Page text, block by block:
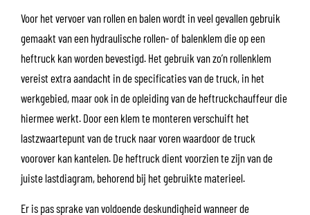
Voor het vervoer van rollen en balen wordt in veel gevallen gebruik
gemaakt van een hydraulische rollen- of balenklem die op een
heftruck kan worden bevestigd. Het gebruik van zo’n rollenklem
vereist extra aandacht in de specificaties van de truck, in het
werkgebied, maar ook in de opleiding van de heftruckchauffeur die
hiermee werkt. Door een klem te monteren verschuift het
lastzwaartepunt van de truck naar voren waardoor de truck
voorover kan kantelen. De heftruck dient voorzien te zijn van de
juiste lastdiagram, behorend bij het gebruikte materieel.
Er is pas sprake van voldoende deskundigheid wanneer de